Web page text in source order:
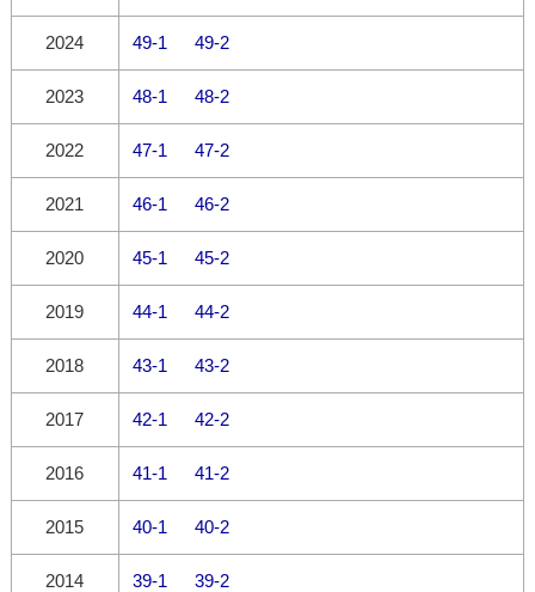
2024 49-1 49-2
2023 48-1 48-2
2022 47-1 47-2
2021 46-1 46-2
2020 45-1 45-2
2019 44-1 44-2
2018 43-1 43-2
2017 42-1 42-2
2016 41-1 41-2
2015 40-1 40-2
2014 39-1 39-2